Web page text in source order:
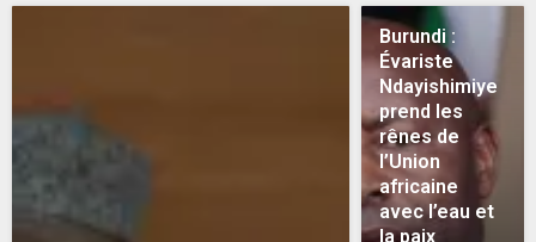
Burundi :
Évariste
Ndayishimiye
prend les
rênes de
l’Union
africaine
avec l’eau et
la paix